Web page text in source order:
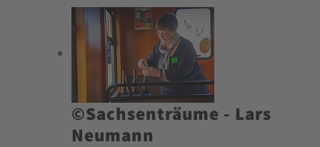
©Sachsenträume - Lars
Neumann